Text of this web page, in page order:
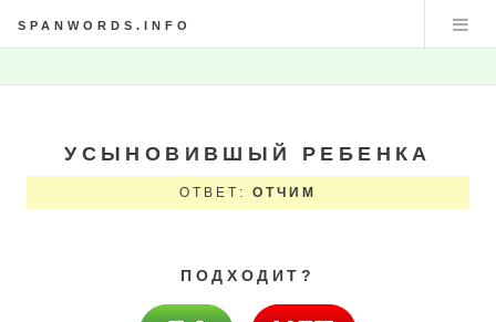
SPANWORDS.INFO
УСЫНОВИВШЫЙ РЕБЕНКА
ОТВЕТ:ОТЧИМ
ПОДХОДИТ?